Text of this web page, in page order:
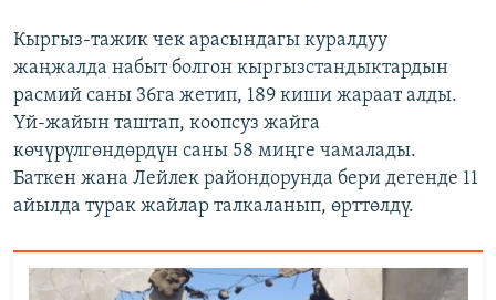
Кыргыз-тажик чек арасындагы куралдуу
жаңжалда набыт болгон кыргызстандыктардын
расмий саны 36га жетип, 189 киши жараат алды.
Үй-жайын таштап, коопсуз жайга
көчүрүлгөндөрдүн саны 58 миңге чамалады.
Баткен жана Лейлек райондорунда бери дегенде 11
айылда турак жайлар талкаланып, өрттөлдү.